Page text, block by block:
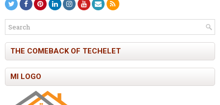
THE COMEBACK OF TECHELET
MI LOGO